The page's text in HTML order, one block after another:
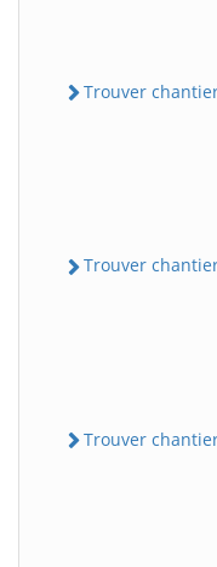
Trouver chantier
Trouver chantier
Trouver